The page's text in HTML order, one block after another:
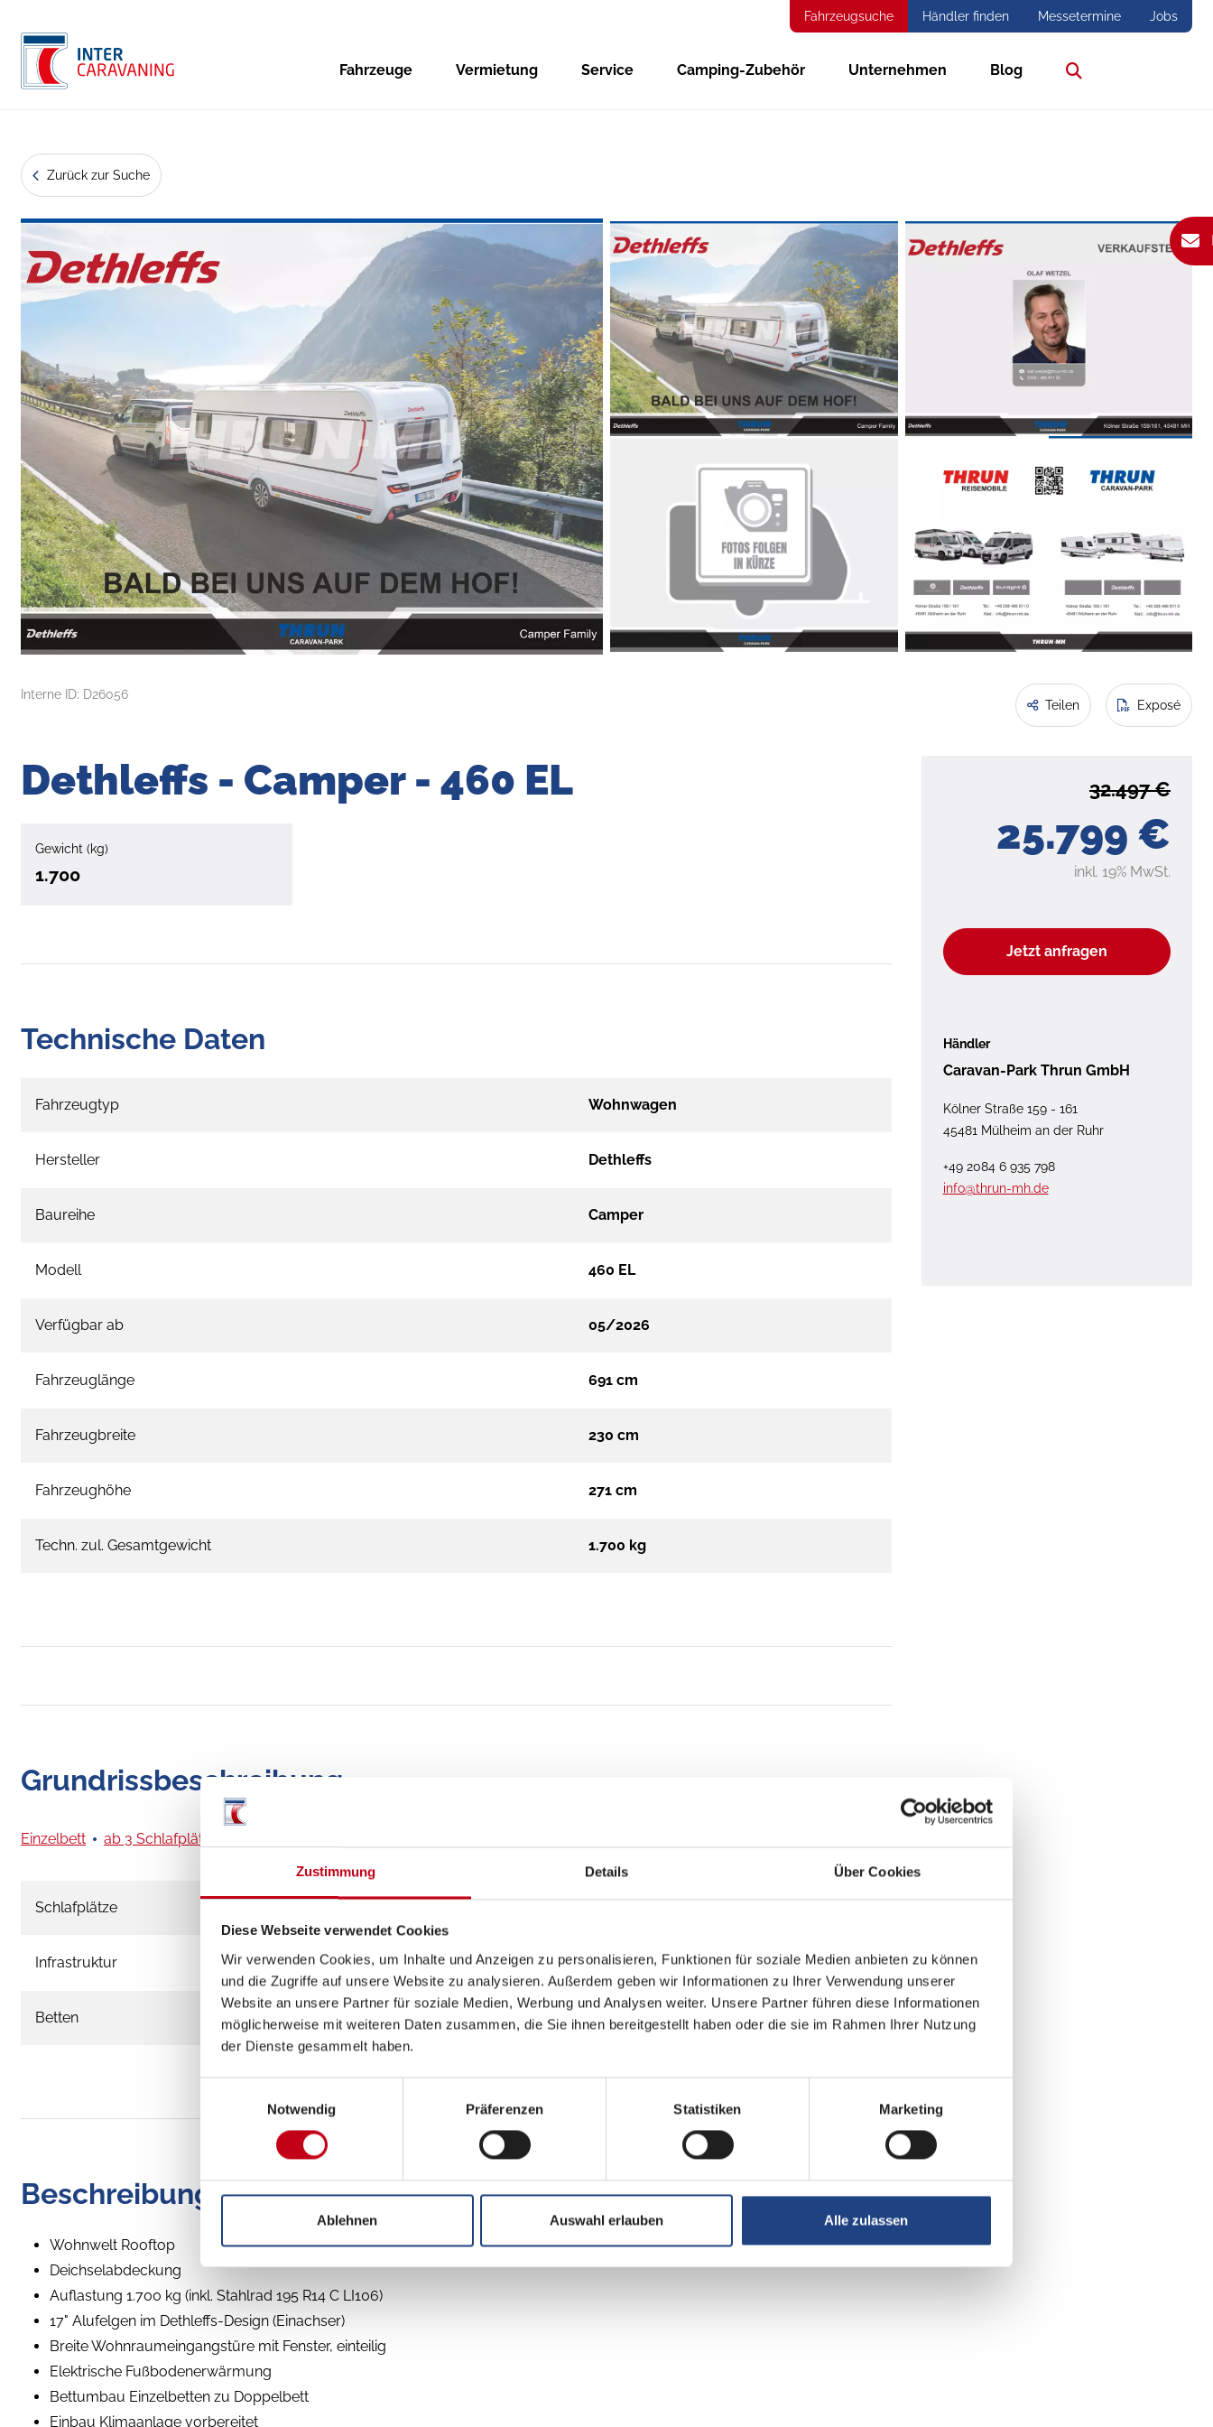
Zustimmung Details Über Cookies
Diese Webseite verwendet Cookies
Wir verwenden Cookies, um Inhalte und Anzeigen zu personalisieren, Funktionen für soziale Medien anbieten zu können
und die Zugriffe auf unsere Website zu analysieren. Außerdem geben wir Informationen zu Ihrer Verwendung unserer
Website an unsere Partner für soziale Medien, Werbung und Analysen weiter. Unsere Partner führen diese Informationen
möglicherweise mit weiteren Daten zusammen, die Sie ihnen bereitgestellt haben oder die sie im Rahmen Ihrer Nutzung
der Dienste gesammelt haben.
Notwendig
Präferenzen Statistiken Marketing
Ablehnen Auswahl erlauben Alle zulassen
Fahrzeugsuche Händler finden Messetermine Jobs
Fahrzeuge Vermietung Service Camping-Zubehör Unternehmen Blog
Zurück zur Suche
Interne ID: D26056
Teilen Exposé
25.799 €
32.497 €
inkl. 19% MwSt.
Jetzt anfragen
Händler
Caravan-Park Thrun GmbH
Kölner Straße 159 - 161
45481 Mülheim an der Ruhr
+49 2084 6 935 798
info@thrun-mh.de
Dethleffs - Camper - 460 EL
Gewicht (kg)
1.700
Technische Daten
Fahrzeugtyp Wohnwagen
Hersteller Dethleffs
Baureihe Camper
Modell 460 EL
Verfügbar ab 05/2026
Fahrzeuglänge 691 cm
Fahrzeugbreite 230 cm
Fahrzeughöhe 271 cm
Techn. zul. Gesamtgewicht 1.700 kg
Grundrissbeschreibung
Einzelbett ab 3 Schlafplätze
Schlafplätze
Infrastruktur WC
Betten Einzelbett
Beschreibung
Wohnwelt Rooftop
Deichselabdeckung
Auflastung 1.700 kg (inkl. Stahlrad 195 R14 C LI106)
17" Alufelgen im Dethleffs-Design (Einachser)
Breite Wohnraumeingangstüre mit Fenster, einteilig
Elektrische Fußbodenerwärmung
Bettumbau Einzelbetten zu Doppelbett
Einbau Klimaanlage vorbereitet